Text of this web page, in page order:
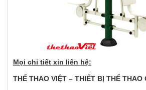
Mọi chi tiết xin liên hệ:
THỂ THAO VIỆT – THIẾT BỊ THỂ THAO